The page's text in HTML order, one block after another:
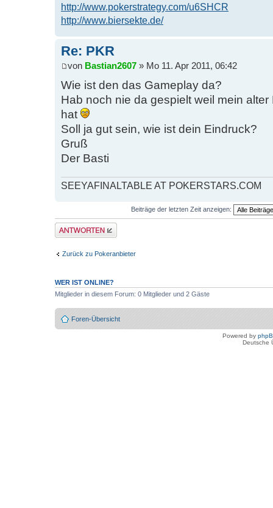
http://www.pokerstrategy.com/u6SHCR
http://www.biersekte.de/
Re: PKR
von Bastian2607 » Mo 11. Apr 2011, 06:42
Wie ist den das Gameplay da?
Hab noch nie da gespielt weil mein
hat
Soll ja gut sein, wie ist dein Eindruck?
Gruß
Der Basti
SEEYAFINALTABLE AT POKERSTARS.COM
Beiträge der letzten Zeit anzeigen:
Antwort erstellen
Zurück zu Pokeranbieter
WER IST ONLINE?
Mitglieder in diesem Forum: 0 Mitglieder und 2 Gäste
Foren-Übersicht
Powered by
Deutsche